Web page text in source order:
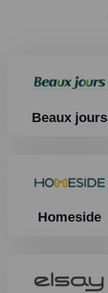
Beaux jours
Homeside